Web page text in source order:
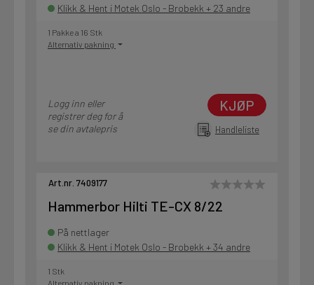
Klikk & Hent i Motek Oslo - Brobekk + 23 andre
1 Pakke a 16 Stk
Alternativ pakning
Logg inn eller
registrer deg for å
se din avtalepris
KJØP
Handleliste
Art.nr. 7409177
Hammerbor Hilti TE-CX 8/22
På nettlager
Klikk & Hent i Motek Oslo - Brobekk + 34 andre
1 Stk
Alternativ pakning